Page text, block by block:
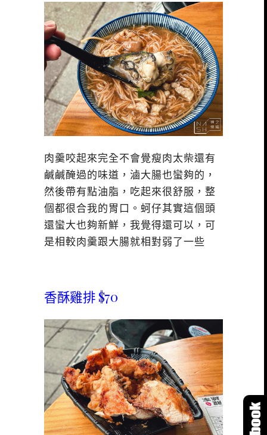
肉羹咬起來完全不會覺瘦肉太柴還有
鹹鹹醃過的味道，滷大腸也蠻夠的，
然後帶有點油脂，吃起來很舒服，整
個都很合我的胃口。蚵仔其實這個頭
還蠻大也夠新鮮，我覺得還可以，可
是相較肉羹跟大腸就相對弱了一些
香酥雞排 $70